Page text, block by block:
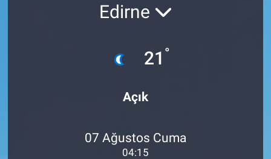
Edirne
21 °
Açık
07 Ağustos Cuma
04:15